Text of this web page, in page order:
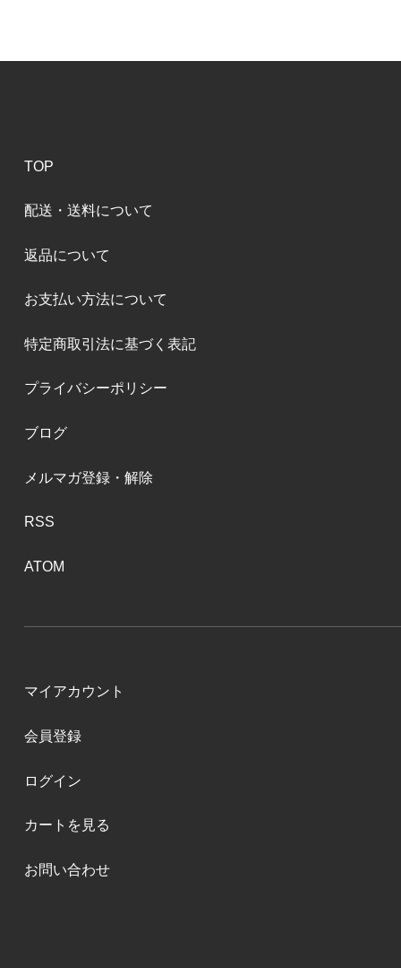
TOP
配送・送料について
返品について
お支払い方法について
特定商取引法に基づく表記
プライバシーポリシー
ブログ
メルマガ登録・解除
RSS
ATOM
マイアカウント
会員登録
ログイン
カートを見る
お問い合わせ